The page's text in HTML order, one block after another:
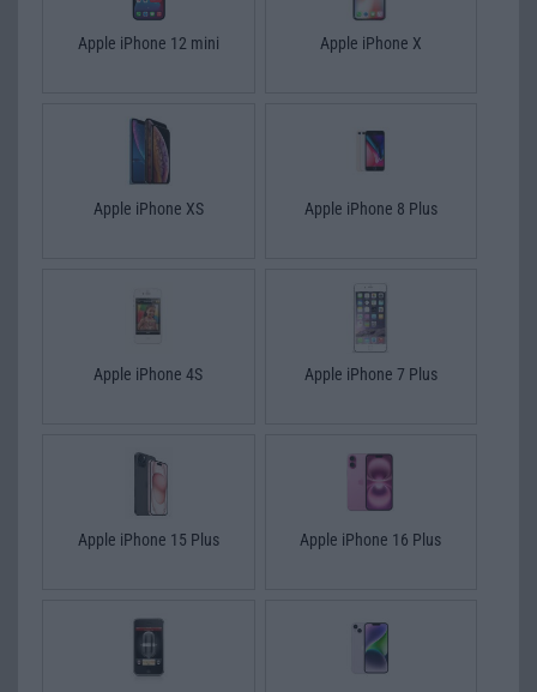
Apple iPhone 12 mini Apple iPhone X
Apple iPhone XS Apple iPhone 8 Plus
Apple iPhone 4S Apple iPhone 7 Plus
Apple iPhone 15 Plus Apple iPhone 16 Plus